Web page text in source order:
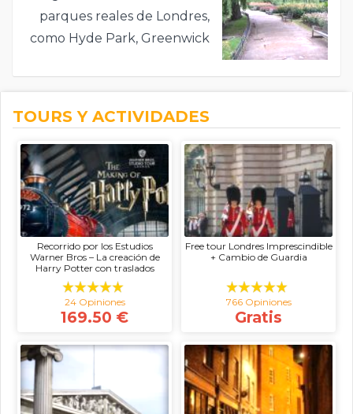
parques reales de Londres,
como Hyde Park, Greenwick
Kensington Gardens, Green
TOURS Y ACTIVIDADES
Recorrido por los Estudios
Warner Bros – La creación de
Harry Potter con traslados
24 Opiniones
169.50 €
Free tour Londres Imprescindible
+ Cambio de Guardia
766 Opiniones
Gratis